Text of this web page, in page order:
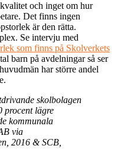
och inget om hur
Det finns ingen
är den rätta.
Se intervju med
som finns på Skolverkets
barn på avdelningar så ser
har större andel
skolbolagen
procent lägre
kommunala
via
2016 & SCB,